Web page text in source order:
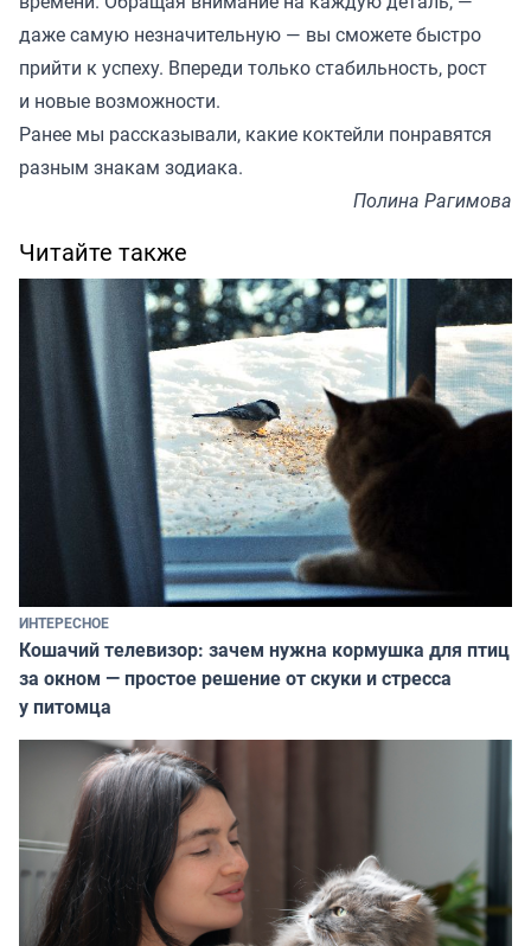
даже самую незначительную — вы сможете быстро
прийти к успеху. Впереди только стабильность, рост
и новые возможности.
Ранее мы рассказывали, какие коктейли понравятся
разным знакам зодиака.
Полина Рагимова
Читайте также
ИНТЕРЕСНОЕ
Кошачий телевизор: зачем нужна кормушка для птиц
за окном — простое решение от скуки и стресса
у питомца